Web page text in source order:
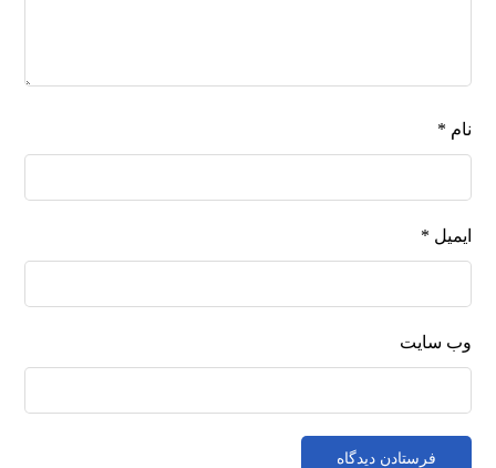
نام *
ایمیل *
وب‌ سایت